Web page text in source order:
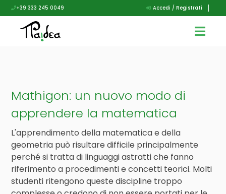
+39 333 245 0049 Accedi / Registrati
Mathigon: un nuovo modo di
apprendere la matematica
L'apprendimento della matematica e della
geometria può risultare difficile principalmente
perché si tratta di linguaggi astratti che fanno
riferimento a procedimenti e concetti teorici. Molti
studenti ritengono queste discipline troppo